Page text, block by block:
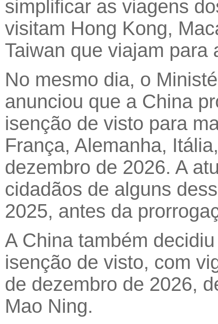
simplificar as viagens
visitam Hong Kong,
Taiwan que viajam para
No mesmo dia, o
anunciou que a China
isenção de visto para
França, Alemanha,
dezembro de 2026. A
cidadãos de alguns
2025, antes da
A China também
isenção de visto, com
de dezembro de 2026,
Mao Ning.